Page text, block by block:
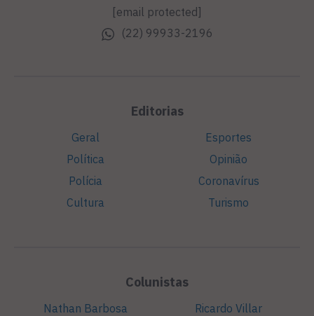
[email protected]
(22) 99933-2196
Editorias
Geral
Política
Polícia
Cultura
Esportes
Opinião
Coronavírus
Turismo
Colunistas
Nathan Barbosa
Ricardo Villar